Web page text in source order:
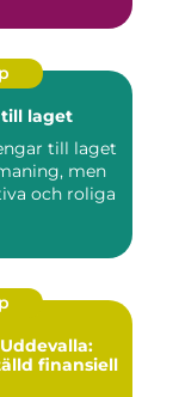
laget
till laget
men
och roliga
finansiell